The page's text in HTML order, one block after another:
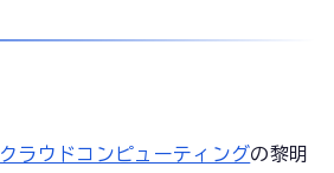
クラウドコンピューティングの黎明